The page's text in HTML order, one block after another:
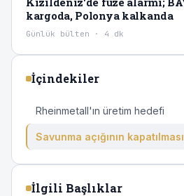
kargoda, Polonya kalkanda
Günlük bülten · 4 dk
İçindekiler
Rheinmetall'ın üretim hedefi
Savunma açığının kapatılması
İlgili Başlıklar